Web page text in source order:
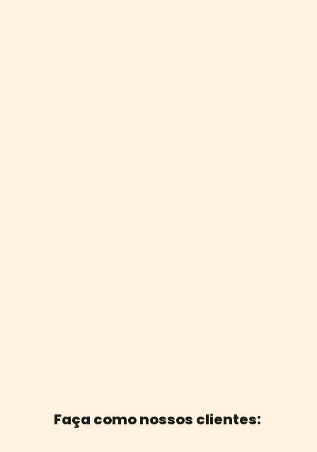
Faça como nossos clientes: